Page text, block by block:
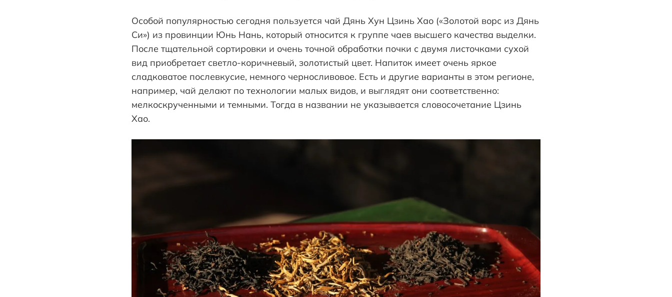
Особой популярностью сегодня пользуется чай Дянь Хун Цзинь Хао («Золотой ворс из Дянь
Си») из провинции Юнь Нань, который относится к группе чаев высшего качества выделки.
После тщательной сортировки и очень точной обработки почки с двумя листочками сухой
вид приобретает светло-коричневый, золотистый цвет. Напиток имеет очень яркое
сладковатое послевкусие, немного черносливовое. Есть и другие варианты в этом регионе,
например, чай делают по технологии малых видов, и выглядят они соответственно:
мелкоскрученными и темными. Тогда в названии не указывается словосочетание Цзинь
Хао.